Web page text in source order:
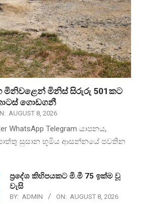
මිනිවළෙන් මිනිස් සිරුරු 501කට
ගොඩගනී
AUGUST 8, 2026
WhatsApp Telegram යාපනය,
සුසාන භූමිය ආසන්නයේ පවතින
ප්‍රදේශ කිහිපයකට මි.මී 75 ඉක්ම වූ
වැසි
BY: ADMIN ON: AUGUST 8, 2026